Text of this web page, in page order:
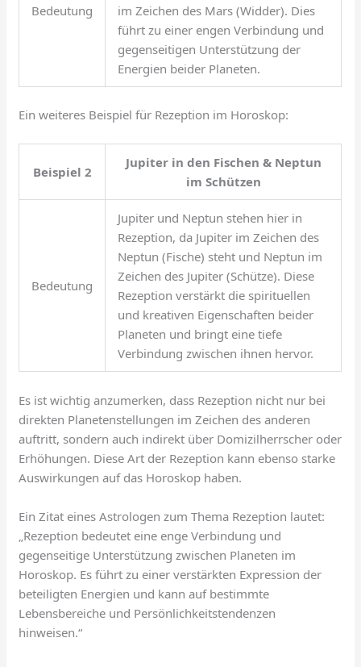
Bedeutung
im Zeichen des Mars (Widder). Dies
führt zu einer engen Verbindung und
gegenseitigen Unterstützung der
Energien beider Planeten.
Ein weiteres Beispiel für Rezeption im Horoskop:
Beispiel 2
Jupiter in den Fischen & Neptun
im Schützen
Bedeutung
Jupiter und Neptun stehen hier in
Rezeption, da Jupiter im Zeichen des
Neptun (Fische) steht und Neptun im
Zeichen des Jupiter (Schütze). Diese
Rezeption verstärkt die spirituellen
und kreativen Eigenschaften beider
Planeten und bringt eine tiefe
Verbindung zwischen ihnen hervor.
Es ist wichtig anzumerken, dass Rezeption nicht nur bei
direkten Planetenstellungen im Zeichen des anderen
auftritt, sondern auch indirekt über Domizilherrscher oder
Erhöhungen. Diese Art der Rezeption kann ebenso starke
Auswirkungen auf das Horoskop haben.
Ein Zitat eines Astrologen zum Thema Rezeption lautet:
„Rezeption bedeutet eine enge Verbindung und
gegenseitige Unterstützung zwischen Planeten im
Horoskop. Es führt zu einer verstärkten Expression der
beteiligten Energien und kann auf bestimmte
Lebensbereiche und Persönlichkeitstendenzen
hinweisen.“